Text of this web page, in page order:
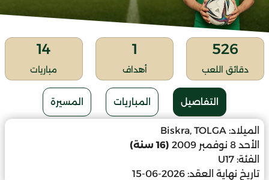
526
دقائق اللعب
1
أهداف
14
مباريات
التفاصيل المباريات المسيرة
الميلاد: Biskra, TOLGA
الأحد 8 نوفمبر 2009
(16 سنة)
الفئة: U17
تاريخ نهاية العقد: 2026-06-15